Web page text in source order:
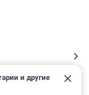
и другие